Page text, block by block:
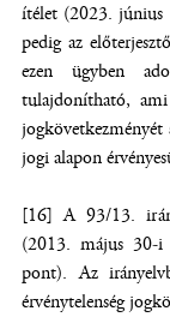
ítélet (2023.
pedig az
ezen ügyben
tulajdonítható,
jogkövetkezményét
jogi alapon
[16] A 93/13.
(2013. május 30-
pont). Az
érvénytelenség